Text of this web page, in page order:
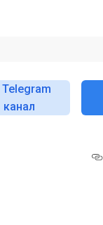
Telegram
канал